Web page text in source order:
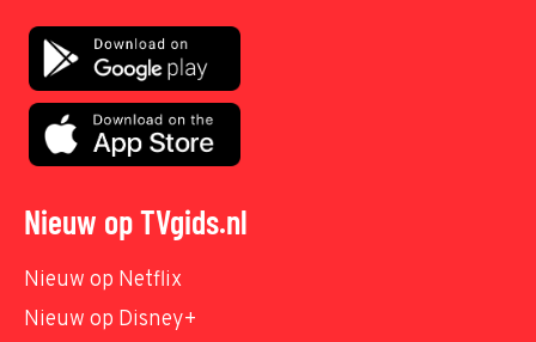
Nieuw op TVgids.nl
Nieuw op Netflix
Nieuw op Disney+